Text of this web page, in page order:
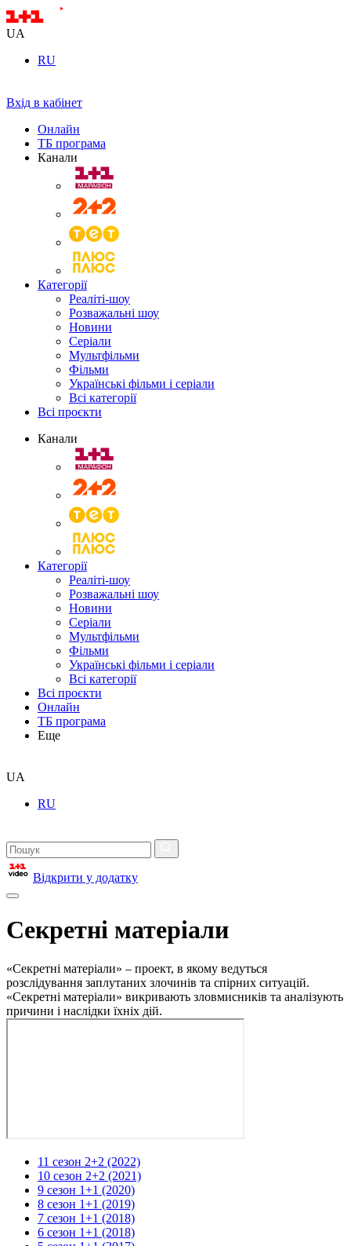
UA
RU
Вхід в кабінет
Онлайн
ТБ програма
Канали
Категорії
Реаліті-шоу
Розважальні шоу
Новини
Серіали
Мультфільми
Фільми
Українські фільми і серіали
Всі категорії
Всі проєкти
Канали
Категорії
Реаліті-шоу
Розважальні шоу
Новини
Серіали
Мультфільми
Фільми
Українські фільми і серіали
Всі категорії
Всі проєкти
Онлайн
ТБ програма
Еще
UA
RU
Відкрити у додатку
Секретні матеріали
«Секретні матеріали» – проект, в якому ведуться
розслідування заплутаних злочинів та спірних ситуацій.
«Секретні матеріали» викривають зловмисників та аналізують
причини і наслідки їхніх дій.
11 сезон 2+2 (2022)
10 сезон 2+2 (2021)
9 сезон 1+1 (2020)
8 сезон 1+1 (2019)
7 сезон 1+1 (2018)
6 сезон 1+1 (2018)